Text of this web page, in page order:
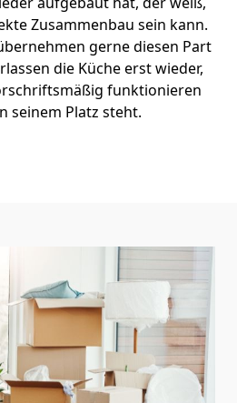
Zusammenbau sein kann.
gerne diesen Part
die Küche erst wieder,
funktionieren
seinem Platz steht.